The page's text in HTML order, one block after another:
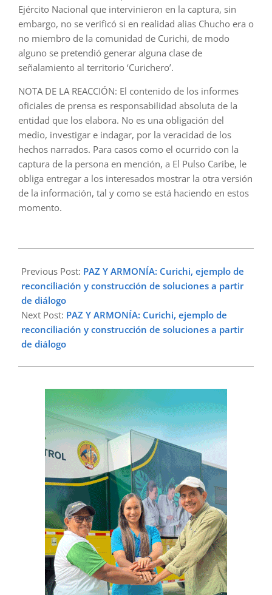
Ejército Nacional que intervinieron en la captura, sin
embargo, no se verificó si en realidad alias Chucho era o
no miembro de la comunidad de Curichi, de modo
alguno se pretendió generar alguna clase de
señalamiento al territorio ‘Curichero’.
NOTA DE LA REACCIÓN: El contenido de los informes
oficiales de prensa es responsabilidad absoluta de la
entidad que los elabora. No es una obligación del
medio, investigar e indagar, por la veracidad de los
hechos narrados. Para casos como el ocurrido con la
captura de la persona en mención, a El Pulso Caribe, le
obliga entregar a los interesados mostrar la otra versión
de la información, tal y como se está haciendo en estos
momento.
02-
15
Previous Post: PAZ Y ARMONÍA: Curichi, ejemplo de
reconciliación y construcción de soluciones a partir
de diálogo
Next Post: PAZ Y ARMONÍA: Curichi, ejemplo de
reconciliación y construcción de soluciones a partir
de diálogo